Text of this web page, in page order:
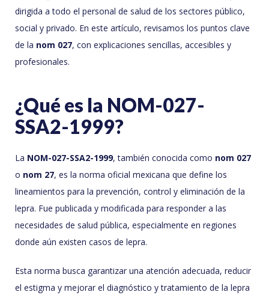
dirigida a todo el personal de salud de los sectores público,
social y privado. En este artículo, revisamos los puntos clave
de la nom 027, con explicaciones sencillas, accesibles y
profesionales.
¿Qué es la NOM-027-
SSA2-1999?
La NOM-027-SSA2-1999, también conocida como nom 027
o nom 27, es la norma oficial mexicana que define los
lineamientos para la prevención, control y eliminación de la
lepra. Fue publicada y modificada para responder a las
necesidades de salud pública, especialmente en regiones
donde aún existen casos de lepra.
Esta norma busca garantizar una atención adecuada, reducir
el estigma y mejorar el diagnóstico y tratamiento de la lepra